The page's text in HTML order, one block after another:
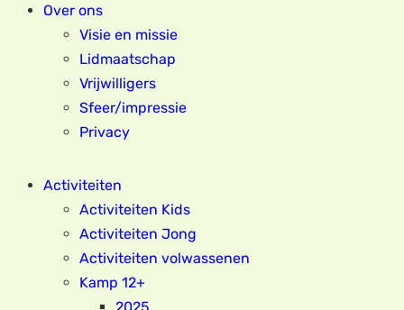
Over ons
Visie en missie
Lidmaatschap
Vrijwilligers
Sfeer/impressie
Privacy
Activiteiten
Activiteiten Kids
Activiteiten Jong
Activiteiten volwassenen
Kamp 12+